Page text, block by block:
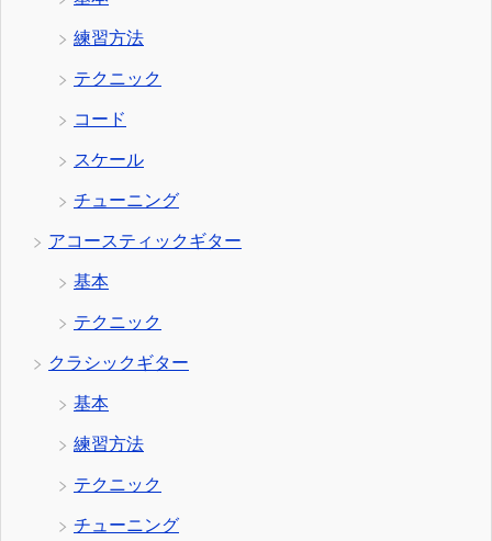
練習方法
テクニック
コード
スケール
チューニング
アコースティックギター
基本
テクニック
クラシックギター
基本
練習方法
テクニック
チューニング